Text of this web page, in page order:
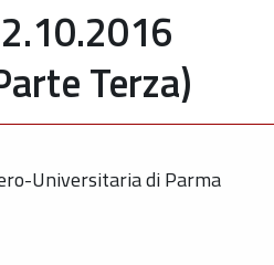
Terza)
Universitaria di Parma